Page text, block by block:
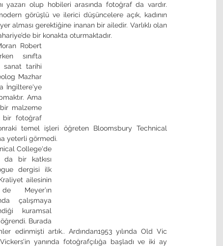
yazarı olup hobileri arasında fotoğraf da vardır.
görüşlü ve ilerici düşüncelere açık, kadının
alması gerektiğine inanan bir ailedir. Varlıklı olan
bir konakta oturmaktadır.
sınıfta
sanat tarihi
Mazhar
İngiltere'ye
Ama
malzeme
bir fotoğraf
temel işleri öğreten Bloomsbury Technical
yeterli görmedi.
da bir katkısı
dergisi ilk
ailesinin
Meyer’ın
çalışmaya
kuramsal
Burada
edinmişti artık.. Ardından1953 yılında Old Vic
yanında fotoğrafçılığa başladı ve iki ay